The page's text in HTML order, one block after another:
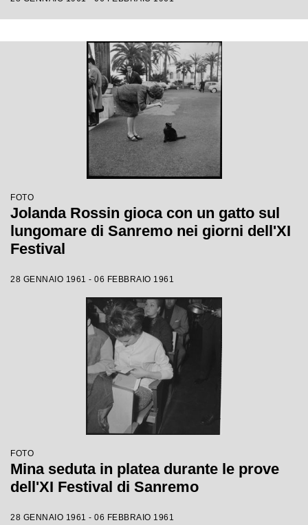
FOTO
Jolanda Rossin gioca con un gatto sul
lungomare di Sanremo nei giorni dell'XI
Festival
28 GENNAIO 1961 - 06 FEBBRAIO 1961
FOTO
Mina seduta in platea durante le prove
dell'XI Festival di Sanremo
28 GENNAIO 1961 - 06 FEBBRAIO 1961